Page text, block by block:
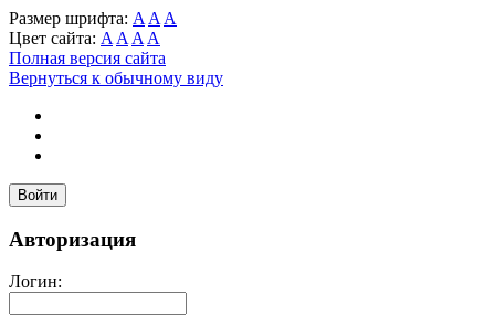
Размер шрифта: A A A
Цвет сайта: A A A A
Полная версия сайта
Вернуться к обычному виду
Войти
Авторизация
Логин: